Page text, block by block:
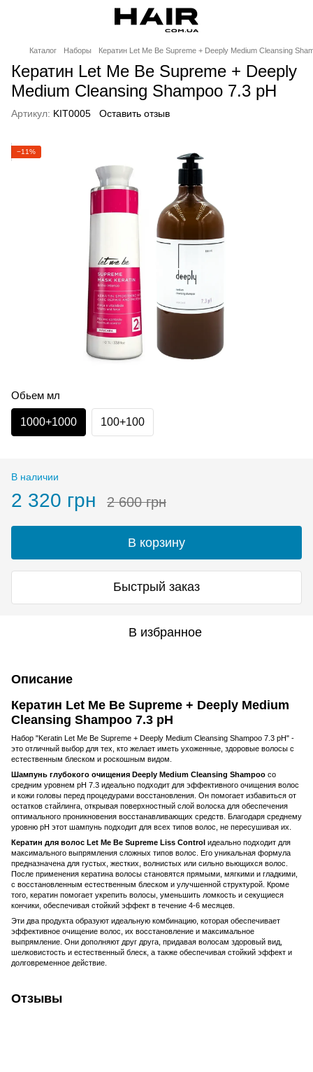
Каталог Наборы Кератин Let Me Be Supreme + Deeply Medium Cleansing
Кератин Let Me Be Supreme + Deeply
Medium Cleansing Shampoo 7.3 pH
Артикул: KIT0005 Оставить отзыв
−11%
Обьем мл
1000+1000 100+100
В наличии
2 320 грн 2 600 грн
В корзину
Быстрый заказ
В избранное
Описание
Кератин Let Me Be Supreme + Deeply Medium
Cleansing Shampoo 7.3 pH
Набор "Keratin Let Me Be Supreme + Deeply Medium Cleansing Shampoo 7.3 pH" -
это отличный выбор для тех, кто желает иметь ухоженные, здоровые волосы с
естественным блеском и роскошным видом.
Шампунь глубокого очищения Deeply Medium Cleansing Shampoo со
средним уровнем pH 7.3 идеально подходит для эффективного очищения волос
и кожи головы перед процедурами восстановления. Он помогает избавиться от
остатков стайлинга, открывая поверхностный слой волоска для обеспечения
оптимального проникновения восстанавливающих средств. Благодаря среднему
уровню pH этот шампунь подходит для всех типов волос, не пересушивая их.
Кератин для волос Let Me Be Supreme Liss Control идеально подходит для
максимального выпрямления сложных типов волос. Его уникальная формула
предназначена для густых, жестких, волнистых или сильно вьющихся волос.
После применения кератина волосы становятся прямыми, мягкими и гладкими,
с восстановленным естественным блеском и улучшенной структурой. Кроме
того, кератин помогает укрепить волосы, уменьшить ломкость и секущиеся
кончики, обеспечивая стойкий эффект в течение 4-6 месяцев.
Эти два продукта образуют идеальную комбинацию, которая обеспечивает
эффективное очищение волос, их восстановление и максимальное
выпрямление. Они дополняют друг друга, придавая волосам здоровый вид,
шелковистость и естественный блеск, а также обеспечивая стойкий эффект и
долговременное действие.
Отзывы